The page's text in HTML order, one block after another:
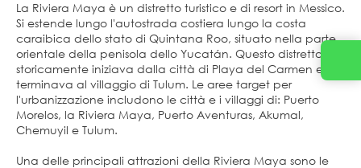
La Riviera Maya è un distretto turistico e di resort in Messico.
Si estende lungo l'autostrada costiera lungo la costa
caraibica dello stato di Quintana Roo, situato nella parte
orientale della penisola dello Yucatán. Questo distretto
storicamente iniziava dalla città di Playa del Carmen e
terminava al villaggio di Tulum. Le aree target per
l'urbanizzazione includono le città e i villaggi di: Puerto
Morelos, la Riviera Maya, Puerto Aventuras, Akumal,
Chemuyil e Tulum.
Una delle principali attrazioni della Riviera Maya sono le